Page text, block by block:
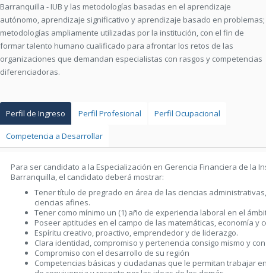
Barranquilla - IUB y las metodologías basadas en el aprendizaje
autónomo, aprendizaje significativo y aprendizaje basado en problemas;
metodologías ampliamente utilizadas por la institución, con el fin de
formar talento humano cualificado para afrontar los retos de las
organizaciones que demandan especialistas con rasgos y competencias
diferenciadoras.
Perfil de Ingreso Perfil Profesional Perfil Ocupacional
Competencia a Desarrollar
Para ser candidato a la Especialización en Gerencia Financiera de la
Barranquilla, el candidato deberá mostrar:
Tener título de pregrado en área de las ciencias
ciencias afines.
Tener como mínimo un (1) año de experiencia laboral en el
Poseer aptitudes en el campo de las matemáticas, economía y
Espíritu creativo, proactivo, emprendedor y de liderazgo.
Clara identidad, compromiso y pertenencia consigo mismo y
Compromiso con el desarrollo de su región
Competencias básicas y ciudadanas que le permitan trabajar